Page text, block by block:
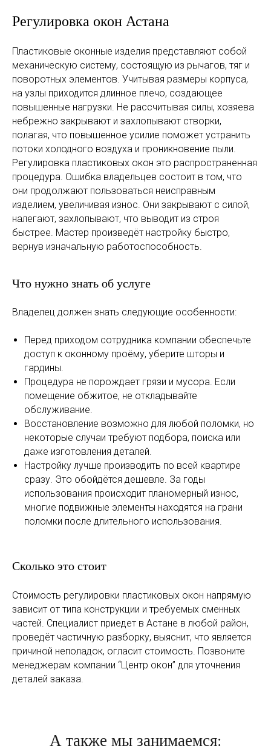
Регулировка окон Астана
Пластиковые оконные изделия представляют собой
механическую систему, состоящую из рычагов, тяг и
поворотных элементов. Учитывая размеры корпуса,
на узлы приходится длинное плечо, создающее
повышенные нагрузки. Не рассчитывая силы, хозяева
небрежно закрывают и захлопывают створки,
полагая, что повышенное усилие поможет устранить
потоки холодного воздуха и проникновение пыли.
Регулировка пластиковых окон это распространенная
процедура. Ошибка владельцев состоит в том, что
они продолжают пользоваться неисправным
изделием, увеличивая износ. Они закрывают с силой,
налегают, захлопывают, что выводит из строя
быстрее. Мастер произведёт настройку быстро,
вернув изначальную работоспособность.
Что нужно знать об услуге
Владелец должен знать следующие особенности:
Перед приходом сотрудника компании обеспечьте
доступ к оконному проёму, уберите шторы и
гардины.
Процедура не порождает грязи и мусора. Если
помещение обжитое, не откладывайте
обслуживание.
Восстановление возможно для любой поломки, но
некоторые случаи требуют подбора, поиска или
даже изготовления деталей.
Настройку лучше производить по всей квартире
сразу. Это обойдётся дешевле. За годы
использования происходит планомерный износ,
многие подвижные элементы находятся на грани
поломки после длительного использования.
Сколько это стоит
Стоимость регулировки пластиковых окон напрямую
зависит от типа конструкции и требуемых сменных
частей. Специалист приедет в Астане в любой район,
проведёт частичную разборку, выяснит, что является
причиной неполадок, огласит стоимость. Позвоните
менеджерам компании “Центр окон” для уточнения
деталей заказа.
А также мы занимаемся: